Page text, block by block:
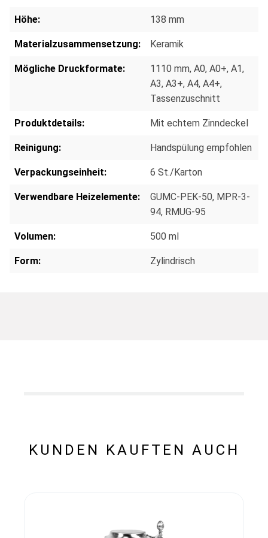
Höhe: 138 mm
Materialzusammensetzung: Keramik
Mögliche Druckformate: 1110 mm, A0, A0+, A1,
A3, A3+, A4, A4+,
Tassenzuschnitt
Produktdetails: Mit echtem Zinndeckel
Reinigung: Handspülung empfohlen
Verpackungseinheit: 6 St./Karton
Verwendbare Heizelemente: GUMC-PEK-50, MPR-3-
94, RMUG-95
Volumen: 500 ml
Form: Zylindrisch
KUNDEN KAUFTEN AUCH